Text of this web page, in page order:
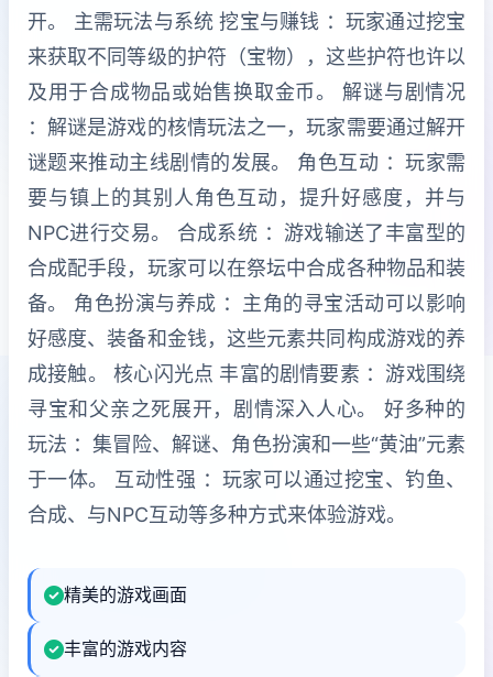
开。 主需玩法与系统 挖宝与赚钱 ：玩家通过挖宝
来获取不同等级的护符（宝物），这些护符也许以
及用于合成物品或始售换取金币。 解谜与剧情况
：解谜是游戏的核情玩法之一，玩家需要通过解开
谜题来推动主线剧情的发展。 角色互动 ：玩家需
要与镇上的其别人角色互动，提升好感度，并与
NPC进行交易。 合成系统 ：游戏输送了丰富型的
合成配手段，玩家可以在祭坛中合成各种物品和装
备。 角色扮演与养成 ：主角的寻宝活动可以影响
好感度、装备和金钱，这些元素共同构成游戏的养
成接触。 核心闪光点 丰富的剧情要素 ：游戏围绕
寻宝和父亲之死展开，剧情深入人心。 好多种的
玩法 ：集冒险、解谜、角色扮演和一些“黄油”元素
于一体。 互动性强 ：玩家可以通过挖宝、钓鱼、
合成、与NPC互动等多种方式来体验游戏。
精美的游戏画面
丰富的游戏内容